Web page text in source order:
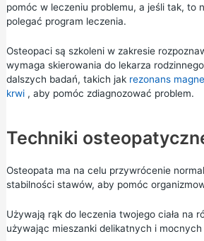
pomóc w leczeniu problemu, a jeśli tak, to
polegać program leczenia.
Osteopaci są szkoleni w zakresie
wymaga skierowania do lekarza
dalszych badań, takich jak rezonans
krwi, aby pomóc zdiagnozować problem.
Techniki
Osteopata ma na celu przywrócenie
stabilności stawów, aby pomóc
Używają rąk do leczenia twojego ciała na
używając mieszanki delikatnych i